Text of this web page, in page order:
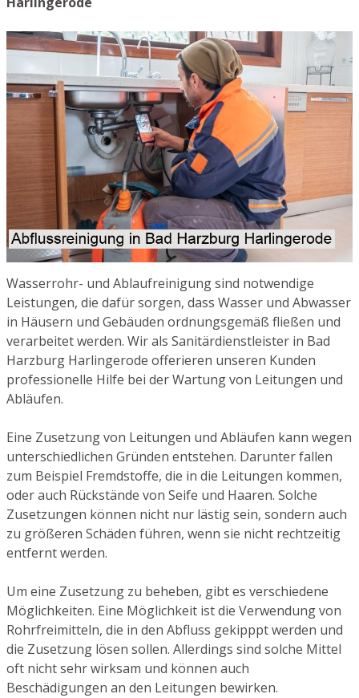
Wasserrohr- und Ablaufreinigung sind notwendige
Leistungen, die dafür sorgen, dass Wasser und Abwasser
in Häusern und Gebäuden ordnungsgemäß fließen und
verarbeitet werden. Wir als Sanitärdienstleister in Bad
Harzburg Harlingerode offerieren unseren Kunden
professionelle Hilfe bei der Wartung von Leitungen und
Abläufen.
Eine Zusetzung von Leitungen und Abläufen kann wegen
unterschiedlichen Gründen entstehen. Darunter fallen
zum Beispiel Fremdstoffe, die in die Leitungen kommen,
oder auch Rückstände von Seife und Haaren. Solche
Zusetzungen können nicht nur lästig sein, sondern auch
zu größeren Schäden führen, wenn sie nicht rechtzeitig
entfernt werden.
Um eine Zusetzung zu beheben, gibt es verschiedene
Möglichkeiten. Eine Möglichkeit ist die Verwendung von
Rohrfreimitteln, die in den Abfluss gekipppt werden und
die Zusetzung lösen sollen. Allerdings sind solche Mittel
oft nicht sehr wirksam und können auch
Beschädigungen an den Leitungen bewirken.